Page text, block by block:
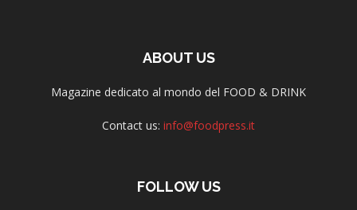
ABOUT US
Magazine dedicato al mondo del FOOD & DRINK
Contact us: info@foodpress.it
FOLLOW US